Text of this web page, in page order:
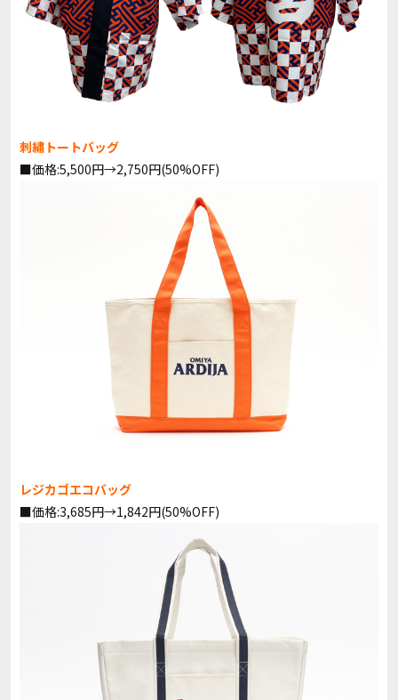
刺繡トートバッグ
■価格:5,500円→2,750円(50%OFF)
レジカゴエコバッグ
■価格:3,685円→1,842円(50%OFF)